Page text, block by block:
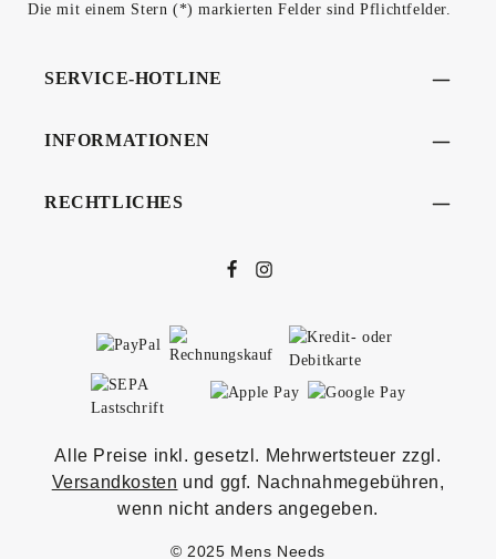
Die mit einem Stern (*) markierten Felder sind Pflichtfelder.
SERVICE-HOTLINE
INFORMATIONEN
RECHTLICHES
© 2025 Mens Needs
Alle Preise inkl. gesetzl. Mehrwertsteuer zzgl.
Versandkosten und ggf. Nachnahmegebühren,
wenn nicht anders angegeben.